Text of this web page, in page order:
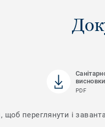
висновки
PDF
переглянути і